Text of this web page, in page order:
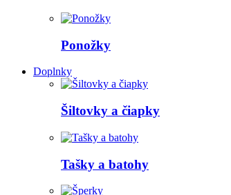
Ponožky
Doplnky
Šiltovky a čiapky
Tašky a batohy